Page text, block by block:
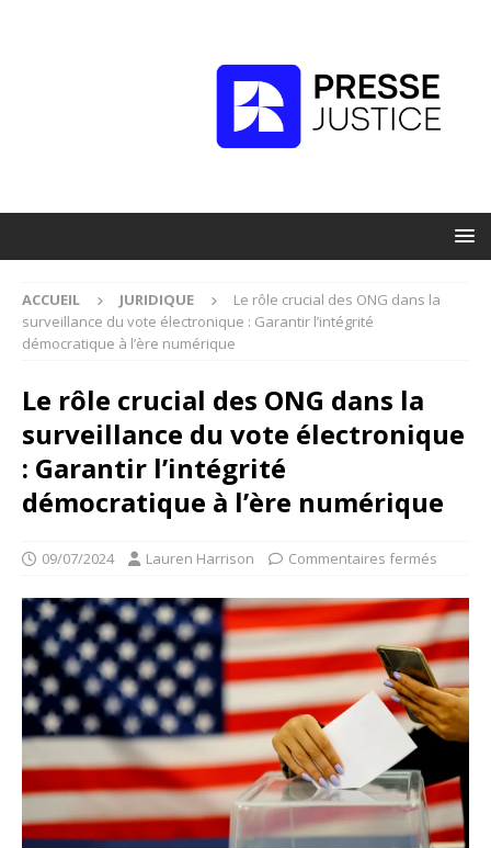
ACCUEIL JURIDIQUE
Le rôle crucial des ONG dans la
surveillance du vote électronique : Garantir l’intégrité
démocratique à l’ère numérique
Le rôle crucial des ONG dans la
surveillance du vote électronique
: Garantir l’intégrité
démocratique à l’ère numérique
09/07/2024 Lauren Harrison Commentaires fermés